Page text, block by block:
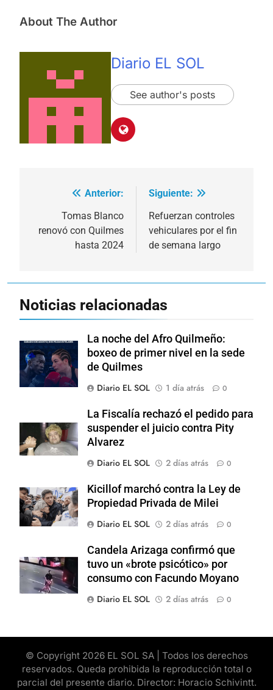
About The Author
Diario EL SOL
See author's posts
Navegación
entradas
Anterior:
Tomas Blanco
renovó con Quilmes
hasta 2024
Siguiente:
Refuerzan controles
vehiculares por el fin
de semana largo
Noticias relacionadas
La noche del Afro Quilmeño:
boxeo de primer nivel en la sede
de Quilmes
Diario EL SOL
1 día atrás 0
La Fiscalía rechazó el pedido para
suspender el juicio contra Pity
Alvarez
Diario EL SOL
2 días atrás 0
Kicillof marchó contra la Ley de
Propiedad Privada de Milei
Diario EL SOL
2 días atrás 0
Candela Arizaga confirmó que
tuvo un «brote psicótico» por
consumo con Facundo Moyano
Diario EL SOL
2 días atrás 0
© Copyright 2026 EL SOL SA | Todos los derechos
reservados. Queda prohibida la reproducción total o
parcial del presente diario. Director: Horacio Schivintt.